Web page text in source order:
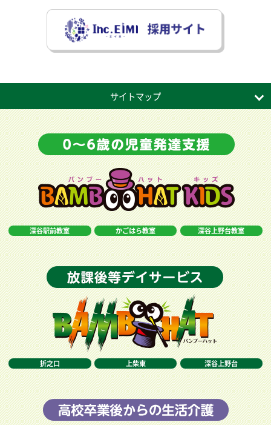
サイトマップ
深谷駅前教室 かごはら教室 深谷上野台教室
折之口 上柴東 深谷上野台